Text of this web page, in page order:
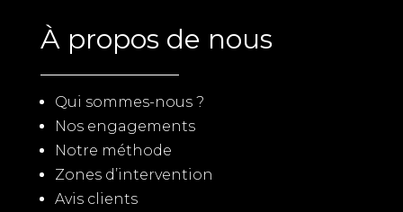
À propos de nous
Qui sommes-nous ?
Nos engagements
Notre méthode
Zones d’intervention
Avis clients